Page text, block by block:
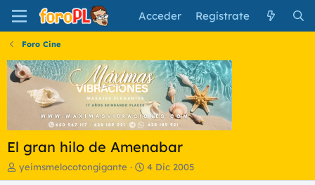
Acceder Regístrate
Foro Cine
El gran hilo de Amenabar
I
n
yeimsmelocotongigante
F
e
4 Dic 2005